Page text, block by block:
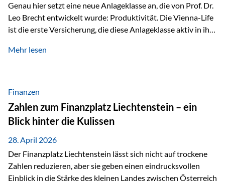
Genau hier setzt eine neue Anlageklasse an, die von Prof. Dr.
Leo Brecht entwickelt wurde: Produktivität. Die Vienna-Life
ist die erste Versicherung, die diese Anlageklasse aktiv in ihre
Vorreiter. Warum auf das Thema Produktivität setzen? Die
Wirtschaftswachstum, verändern die Spielregeln für
Investoren. Produktivität adressiert genau diese
Herausforderungen, da wirtschaftliches Wachstum
langfristig durch Produktivitätssteigerung entsteht, also
durch die Fähigkeit von Unternehmen, mehr…
Mehr lesen
Finanzen
Zahlen zum Finanzplatz Liechtenstein – ein
Blick hinter die Kulissen
28. April 2026
Der Finanzplatz Liechtenstein lässt sich nicht auf trockene
Zahlen reduzieren, aber sie geben einen eindrucksvollen
Einblick in die Stärke des kleinen Landes zwischen Österreich